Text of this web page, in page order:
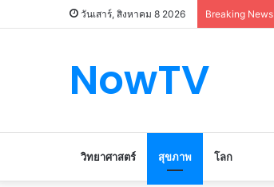
วันเสาร์, สิงหาคม 8 2026 Breaking News
NowTV
วิทยาศาสตร์ สุขภาพ โลก